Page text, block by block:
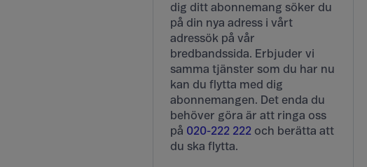
dig ditt abonnemang söker du
på din nya adress i vårt
adressök på vår
bredbandssida. Erbjuder vi
samma tjänster som du har nu
kan du flytta med dig
abonnemangen. Det enda du
behöver göra är att ringa oss
på 020-222 222 och berätta att
du ska flytta.